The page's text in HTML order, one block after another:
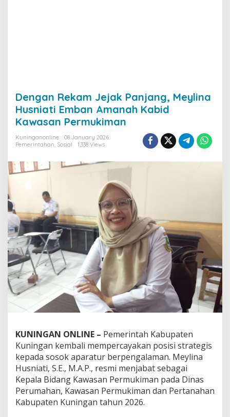
Dengan Rekam Jejak Panjang, Meylina
Husniati Emban Amanah Kabid
Kawasan Permukiman
Kuninganonline
08 January 2026
Pemerintahan, Sosial 1,338 Views
KUNINGAN ONLINE – Pemerintah Kabupaten
Kuningan kembali mempercayakan posisi strategis
kepada sosok aparatur berpengalaman. Meylina
Husniati, S.E., M.A.P., resmi menjabat sebagai
Kepala Bidang Kawasan Permukiman pada Dinas
Perumahan, Kawasan Permukiman dan Pertanahan
Kabupaten Kuningan tahun 2026.